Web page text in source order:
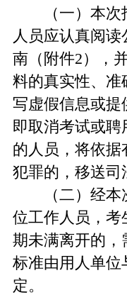
（一）本次
人员应认真阅
南（附件2），
料的真实性、准
写虚假信息或提
即取消考试或聘
的人员，将依据
犯罪的，移送司
（二）经本
位工作人员，考
期未满离开的，
标准由用人单位
定。